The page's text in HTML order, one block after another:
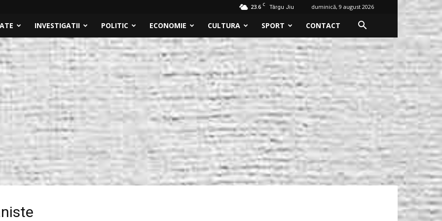
23.6 C Târgu Jiu duminică, 9 august 2026
INVESTIGATII POLITIC ECONOMIE CULTURA SPORT CONTACT